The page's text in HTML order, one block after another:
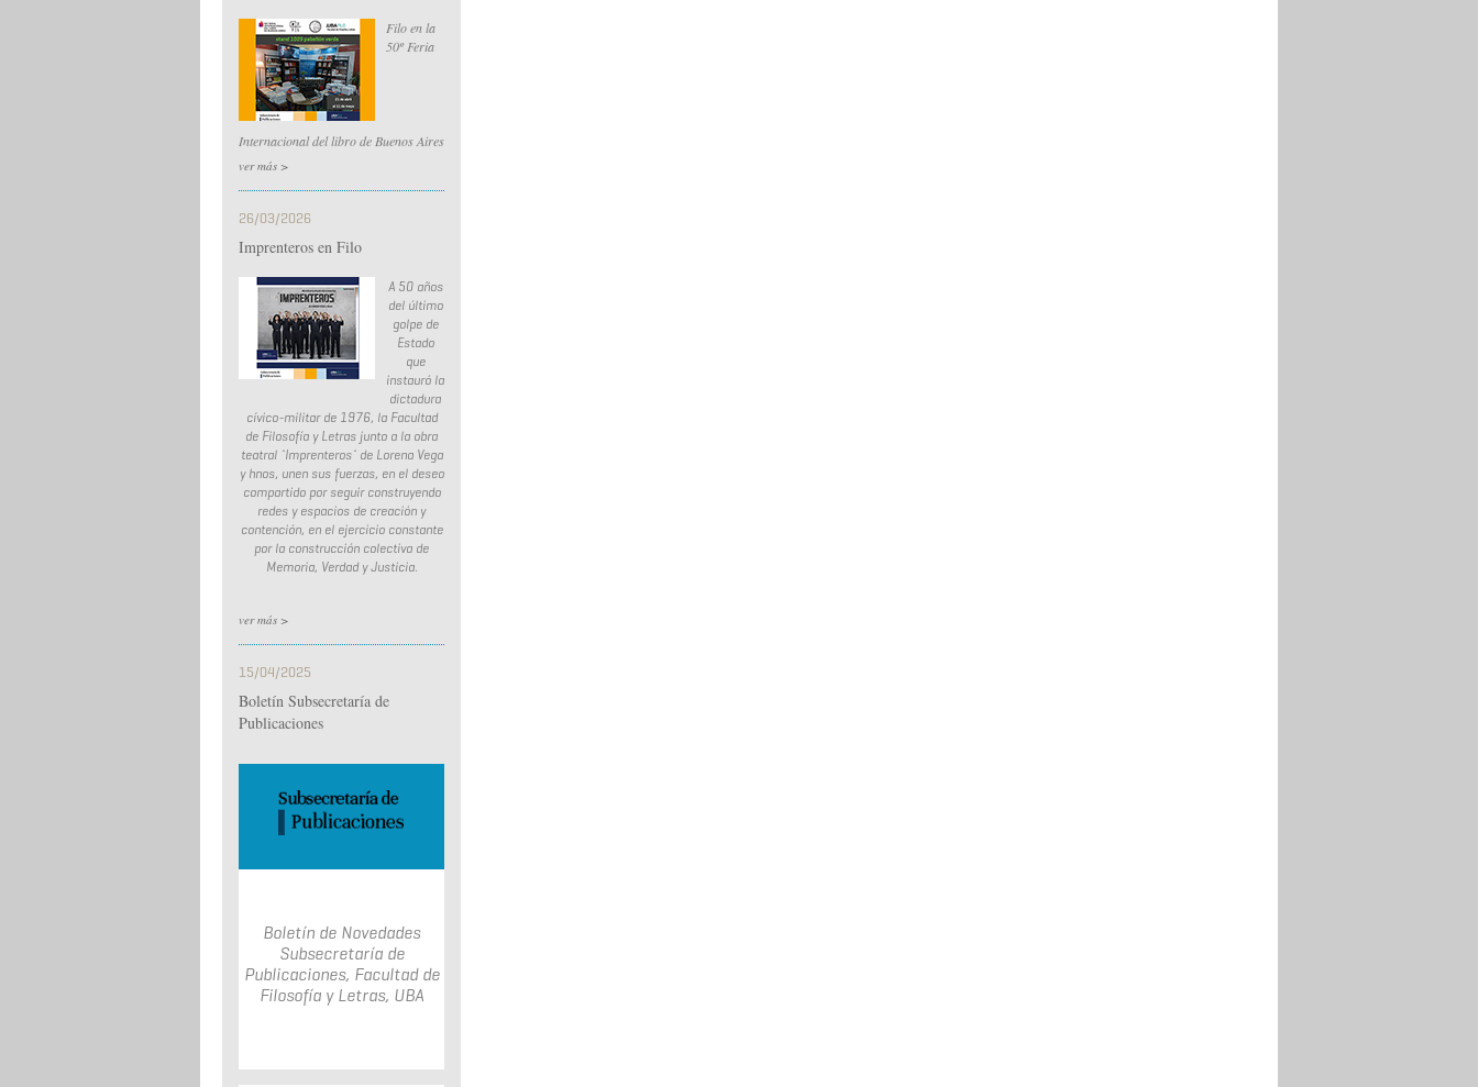
Filo en la
50º Feria
Internacional del libro de Buenos Aires
ver más >
26/03/2026
Imprenteros en Filo
A 50 años
del último
golpe de
Estado
que
instauró la
dictadura
cívico-militar de 1976, la Facultad
de Filosofía y Letras junto a la obra
teatral ¨Imprenteros¨ de Lorena Vega
y hnos, unen sus fuerzas, en el deseo
compartido por seguir construyendo
redes y espacios de creación y
contención, en el ejercicio constante
por la construcción colectiva de
Memoria, Verdad y Justicia.
ver más >
15/04/2025
Boletín Subsecretaría de
Publicaciones
Boletín de Novedades
Subsecretaría de
Publicaciones, Facultad de
Filosofía y Letras, UBA